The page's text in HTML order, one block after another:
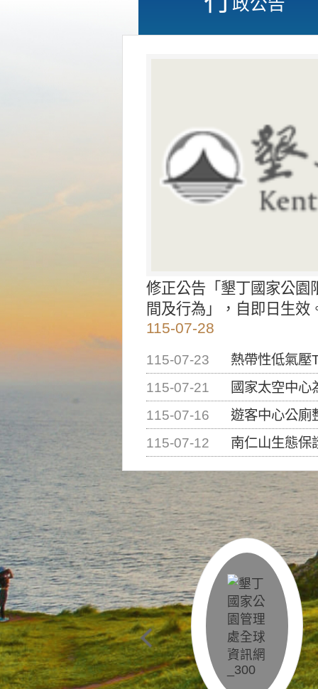
修正公告「墾丁國家公園
間及行為」，自即日生效
115-07-28
115-07-23
熱帶性低氣壓
115-07-21
國家太空中心為辦理
115-07-16
遊客中心公廁
115-07-12
南仁山生態保護區步道已完成